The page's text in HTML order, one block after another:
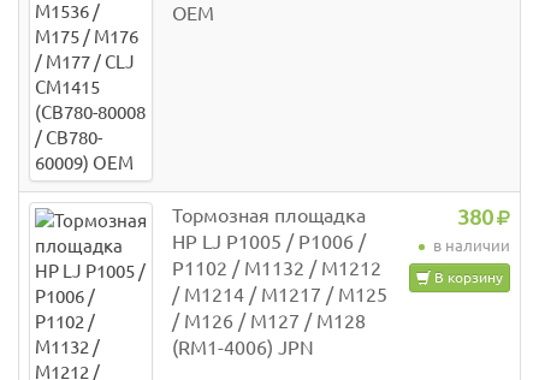
OEM
Тормозная площадка
HP LJ P1005 / P1006 /
P1102 / M1132 / M1212
/ M1214 / M1217 / M125
/ M126 / M127 / M128
(RM1-4006) JPN
380
в наличии
В корзину